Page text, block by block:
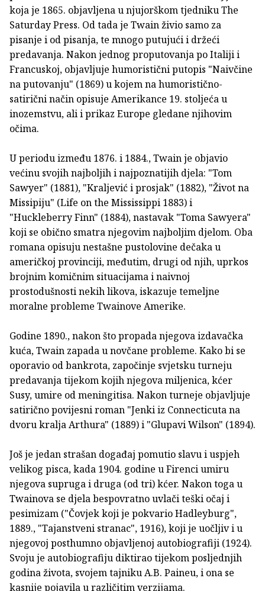
koja je 1865. objavljena u njujorškom tjedniku The
Saturday Press. Od tada je Twain živio samo za
pisanje i od pisanja, te mnogo putujući i držeći
predavanja. Nakon jednog proputovanja po Italiji i
Francuskoj, objavljuje humoristični putopis "Naivčine
na putovanju" (1869) u kojem na humoristično-
satirični način opisuje Amerikance 19. stoljeća u
inozemstvu, ali i prikaz Europe gledane njihovim
očima.
U periodu između 1876. i 1884., Twain je objavio
većinu svojih najboljih i najpoznatijih djela: "Tom
Sawyer" (1881), "Kraljević i prosjak" (1882), "Život na
Missipiju" (Life on the Mississippi 1883) i
"Huckleberry Finn" (1884), nastavak "Toma Sawyera"
koji se obično smatra njegovim najboljim djelom. Oba
romana opisuju nestašne pustolovine dečaka u
američkoj provinciji, međutim, drugi od njih, uprkos
brojnim komičnim situacijama i naivnoj
prostodušnosti nekih likova, iskazuje temeljne
moralne probleme Twainove Amerike.
Godine 1890., nakon što propada njegova izdavačka
kuća, Twain zapada u novčane probleme. Kako bi se
oporavio od bankrota, započinje svjetsku turneju
predavanja tijekom kojih njegova miljenica, kćer
Susy, umire od meningitisa. Nakon turneje objavljuje
satirično povijesni roman "Jenki iz Connecticuta na
dvoru kralja Arthura" (1889) i "Glupavi Wilson" (1894).
Još je jedan strašan događaj pomutio slavu i uspjeh
velikog pisca, kada 1904. godine u Firenci umiru
njegova supruga i druga (od tri) kćer. Nakon toga u
Twainova se djela bespovratno uvlači teški očaj i
pesimizam ("Čovjek koji je pokvario Hadleyburg",
1889., "Tajanstveni stranac", 1916), koji je uočljiv i u
njegovoj posthumno objavljenoj autobiografiji (1924).
Svoju je autobiografiju diktirao tijekom posljednjih
godina života, svojem tajniku A.B. Paineu, i ona se
kasnije pojavila u različitim verzijama.